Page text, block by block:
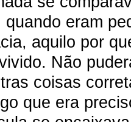
eram
aquilo por
Não
coisas
que era